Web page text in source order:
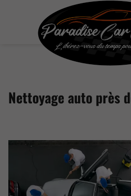
Nettoyage auto près